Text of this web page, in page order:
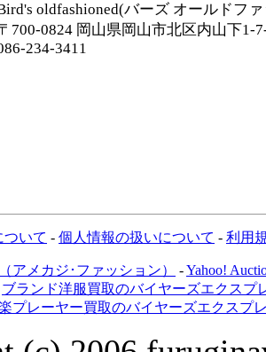
oldfashioned(バーズ オールドフ
700-0824 岡山県岡山市北区内山下1-
234-3411
いて - 個人情報の扱いについて - 利用
アメカジ･ファッション） -Yahoo!
ブランド洋服買取のバイヤーズエクスプ
プレーヤー買取のバイヤーズエクスプ